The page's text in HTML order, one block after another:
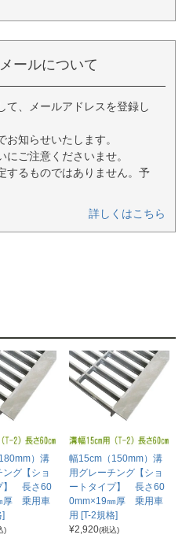
ールについて
て、メールアドレスを登録し
知らせいたします。
ご注意くださいませ。
するものではありません。予
詳しくはこちら
）溝
ング【ショ
】 長さ60
厚 乗用車
)
幅15cm（150mm）溝
用グレーチング【ショ
ートタイプ】 長さ60
0mm×19㎜厚 乗用車
用 [T-2規格]
¥2,920(税込)